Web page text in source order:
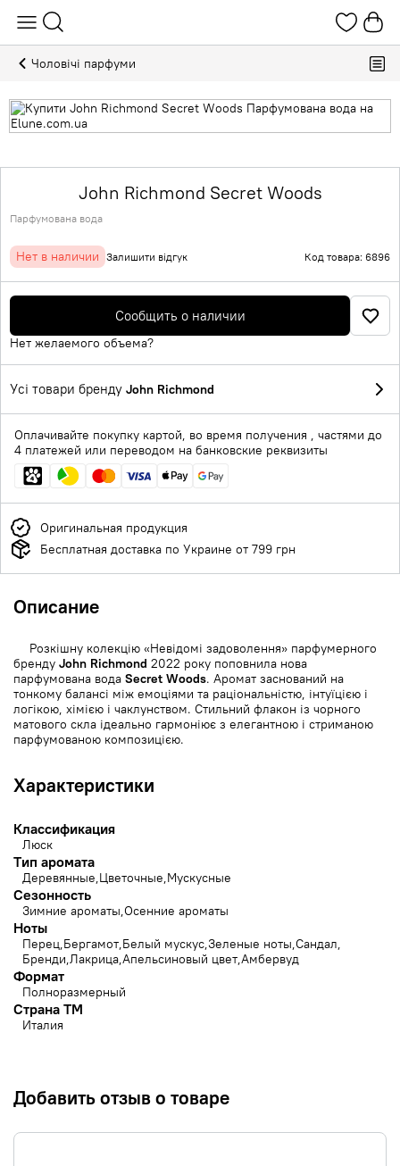
Чоловічі парфуми
John Richmond Secret Woods
Парфумована вода
Нет в наличии Залишити відгук Код товара: 6896
Сообщить о наличии
Нет желаемого объема?
Усі товари бренду John Richmond
Оплачивайте покупку картой, во время получения , частями до
4 платежей или переводом на банковские реквизиты
Оригинальная продукция
Бесплатная доставка по Украине от 799 грн
Описание
Розкішну колекцію «Невідомі задоволення» парфумерного
бренду John Richmond 2022 року поповнила нова
парфумована вода Secret Woods. Аромат заснований на
тонкому балансі між емоціями та раціональністю, інтуїцією і
логікою, хімією і чаклунством. Стильний флакон із чорного
матового скла ідеально гармоніює з елегантною і стриманою
парфумованою композицією.
Характеристики
Классификация
Люск
Тип аромата
Деревянные Цветочные Мускусные
Сезонность
Зимние ароматы Осенние ароматы
Ноты
Перец Бергамот Белый мускус Зеленые ноты Сандал
Бренди Лакрица Апельсиновый цвет Амбервуд
Формат
Полноразмерный
Страна ТМ
Италия
Добавить отзыв о товаре